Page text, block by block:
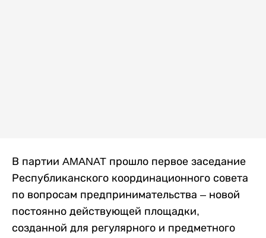
В партии AMANAT прошло первое заседание
Республиканского координационного совета
по вопросам предпринимательства – новой
постоянно действующей площадки,
созданной для регулярного и предметного